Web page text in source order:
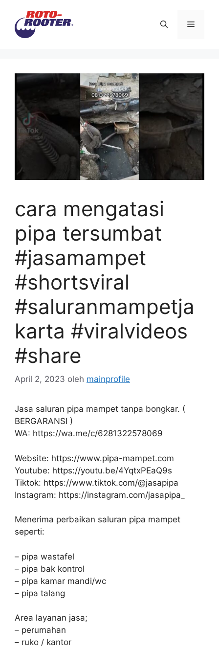
Menu
cara mengatasi
pipa tersumbat
#jasamampet
#shortsviral
#saluranmampetja
karta #viralvideos
#share
April 2, 2023 oleh mainprofile
Jasa saluran pipa mampet tanpa bongkar. (
BERGARANSI )
WA: https://wa.me/c/6281322578069
Website: https://www.pipa-mampet.com
Youtube: https://youtu.be/4YqtxPEaQ9s
Tiktok: https://www.tiktok.com/@jasapipa
Instagram: https://instagram.com/jasapipa_
Menerima perbaikan saluran pipa mampet
seperti:
– pipa wastafel
– pipa bak kontrol
– pipa kamar mandi/wc
– pipa talang
Area layanan jasa;
– perumahan
– ruko / kantor